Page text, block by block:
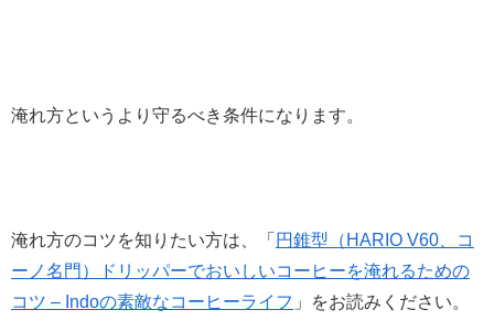
淹れ方というより守るべき条件になります。
淹れ方のコツを知りたい方は、「 円錐型（HARIO V60、コ
ーノ名門）ドリッパーでおいしいコーヒーを淹れるための
コツ – Indoの素敵なコーヒーライフ 」をお読みください。